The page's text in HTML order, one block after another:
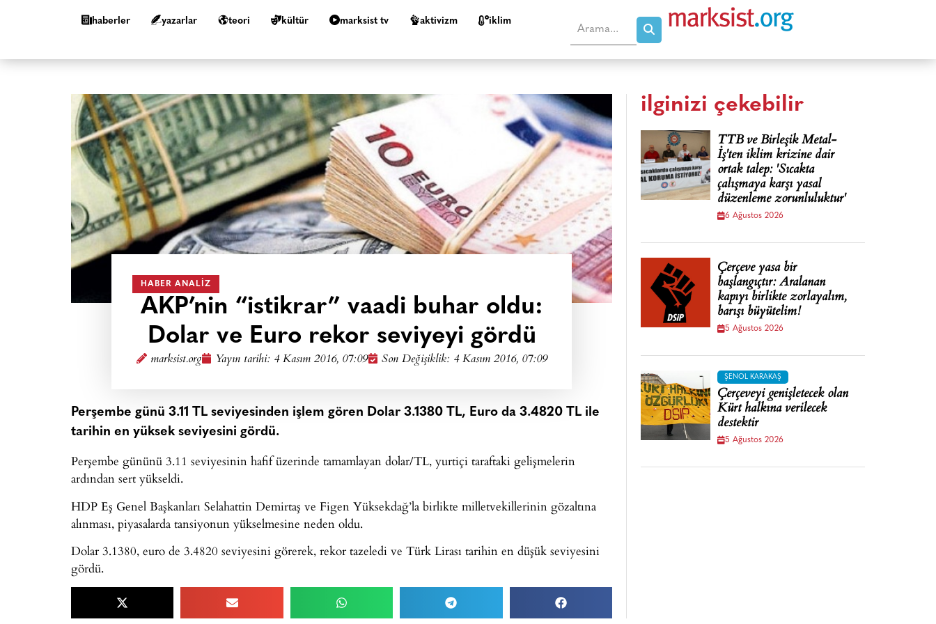
haberler yazarlar teori kültür marksist tv aktivizm i̇klim
HABER ANALIZ
AKP’nin “istikrar” vaadi buhar oldu:
Dolar ve Euro rekor seviyeyi gördü
marksist.org Yayın tarihi: 4 Kasım 2016, 07:09 Son Değişiklik: 4 Kasım 2016, 07:09
Perşembe günü 3.11 TL seviyesinden işlem gören Dolar 3.1380 TL, Euro da 3.4820 TL ile
tarihin en yüksek seviyesini gördü.
Perşembe gününü 3.11 seviyesinin hafif üzerinde tamamlayan dolar/TL, yurtiçi taraftaki gelişmelerin
ardından sert yükseldi.
HDP Eş Genel Başkanları Selahattin Demirtaş ve Figen Yüksekdağ’la birlikte milletvekillerinin gözaltına
alınması, piyasalarda tansiyonun yükselmesine neden oldu.
Dolar 3.1380, euro de 3.4820 seviyesini görerek, rekor tazeledi ve Türk Lirası tarihin en düşük seviyesini
gördü.
ilginizi çekebilir
TTB ve Birleşik Metal-
İş'ten iklim krizine dair
ortak talep: 'Sıcakta
çalışmaya karşı yasal
düzenleme zorunluluktur'
6 Ağustos 2026
Çerçeve yasa bir
başlangıçtır: Aralanan
kapıyı birlikte zorlayalım,
barışı büyütelim!
5 Ağustos 2026
ŞENOL KARAKAŞ
Çerçeveyi genişletecek olan
Kürt halkına verilecek
destektir
5 Ağustos 2026